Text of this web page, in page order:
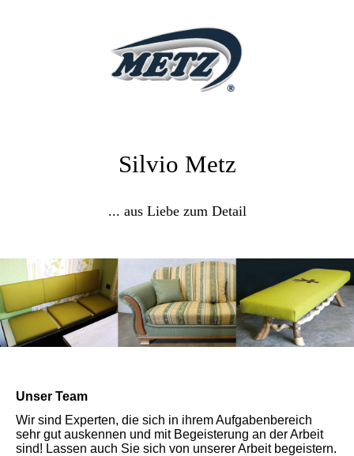
Silvio Metz
... aus Liebe zum Detail
Unser Team
Wir sind Experten, die sich in ihrem Aufgabenbereich
sehr gut auskennen und mit Begeisterung an der Arbeit
sind! Lassen auch Sie sich von unserer Arbeit begeistern.